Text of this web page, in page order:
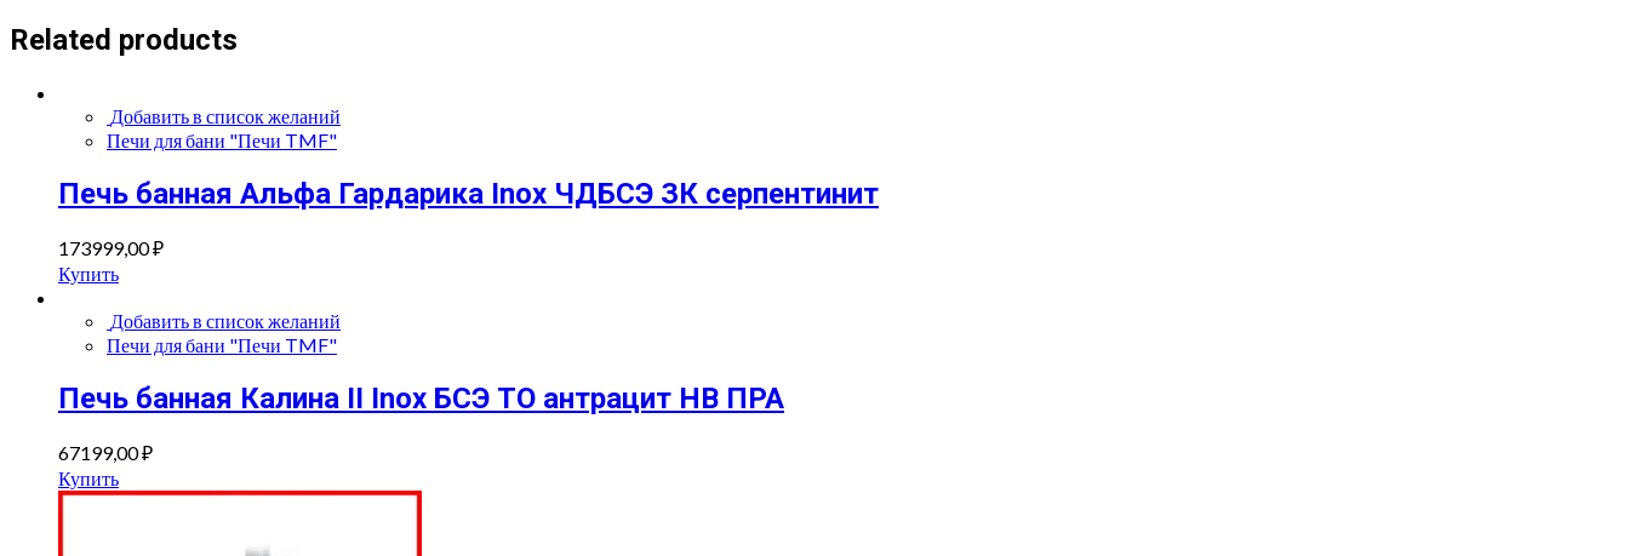
Related products
Добавить в список желаний
Печи для бани "Печи TMF"
Печь банная Альфа Гардарика Inox ЧДБСЭ ЗК серпентинит
173999,00₽
Купить
Добавить в список желаний
Печи для бани "Печи TMF"
Печь банная Калина II Inox БСЭ ТО антрацит НВ ПРА
67199,00₽
Купить